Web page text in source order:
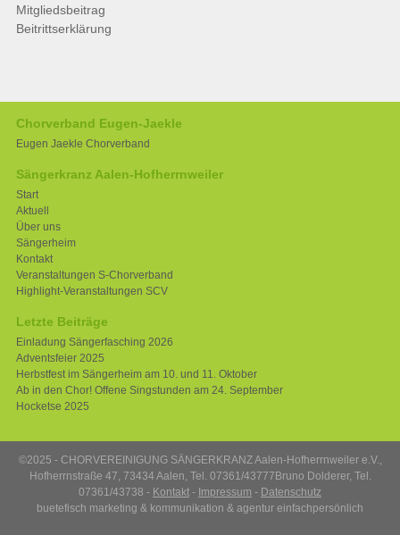
Mitgliedsbeitrag
Beitrittserklärung
Chorverband Eugen-Jaekle
Eugen Jaekle Chorverband
Sängerkranz Aalen-Hofherrnweiler
Start
Aktuell
Über uns
Sängerheim
Kontakt
Veranstaltungen S-Chorverband
Highlight-Veranstaltungen SCV
Letzte Beiträge
Einladung Sängerfasching 2026
Adventsfeier 2025
Herbstfest im Sängerheim am 10. und 11. Oktober
Ab in den Chor! Offene Singstunden am 24. September
Hocketse 2025
©2025 - CHORVEREINIGUNG SÄNGERKRANZ Aalen-Hofherrnweiler e.V.,
Hofherrnstraße 47, 73434 Aalen, Tel. 07361/43777 Bruno Dolderer, Tel.
07361/43738 - Kontakt - Impressum - Datenschutz
buetefisch marketing & kommunikation & agentur einfachpersönlich